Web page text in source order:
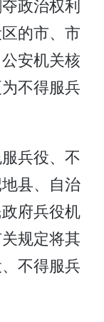
政治权利
的市、市
安机关核
不得服兵
兵役、不
县、自治
府兵役机
规定将其
不得服兵